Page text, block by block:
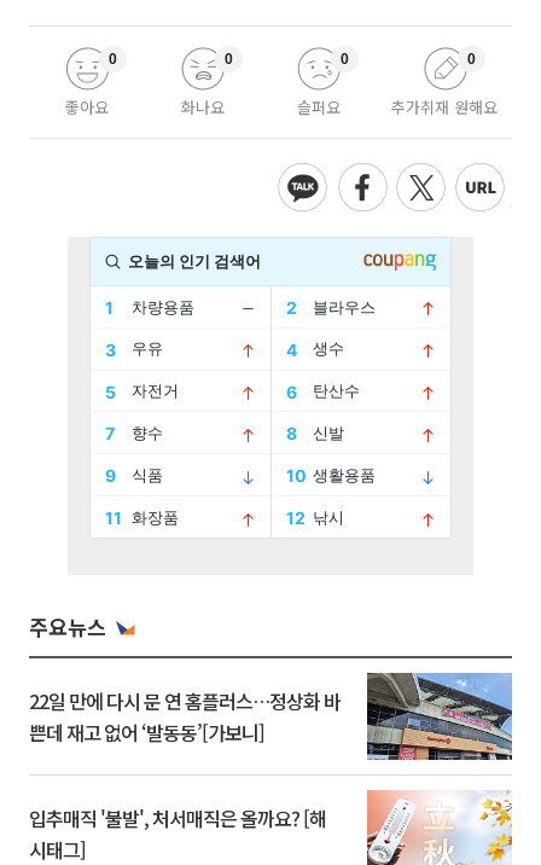
좋아요
0
화나요
0
슬퍼요
0
추가취재 원해요
0
주요뉴스
22일 만에 다시 문 연 홈플러스…정상화 바
쁜데 재고 없어 ‘발동동’[가보니]
입추매직 '불발', 처서매직은 올까요? [해
시태그]